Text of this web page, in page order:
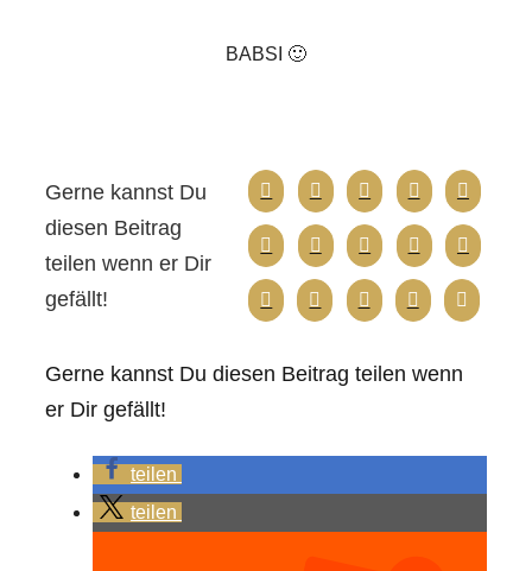
BABSI 🙂
Gerne kannst Du
diesen Beitrag
teilen wenn er Dir
gefällt!
Gerne kannst Du diesen Beitrag teilen wenn
er Dir gefällt!
teilen
teilen